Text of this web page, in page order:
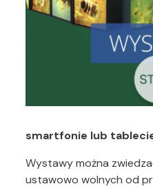
smartfonie lub
Wystawy można
ustawowo wolnych od